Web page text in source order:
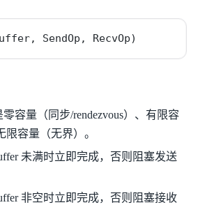
SendOp, RecvOp)
零容量（同步/rendezvous）、有限容
限容量（无界）。
未满时立即完成，否则阻塞发送
非空时立即完成，否则阻塞接收